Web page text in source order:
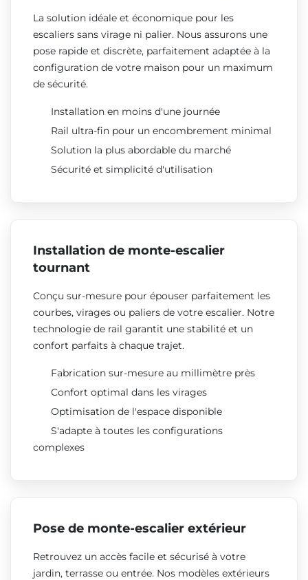
La solution idéale et économique pour les
escaliers sans virage ni palier. Nous assurons une
pose rapide et discrète, parfaitement adaptée à la
configuration de votre maison pour un maximum
de sécurité.
Installation en moins d'une journée
Rail ultra-fin pour un encombrement minimal
Solution la plus abordable du marché
Sécurité et simplicité d'utilisation
Installation de monte-escalier
tournant
Conçu sur-mesure pour épouser parfaitement les
courbes, virages ou paliers de votre escalier. Notre
technologie de rail garantit une stabilité et un
confort parfaits à chaque trajet.
Fabrication sur-mesure au millimètre près
Confort optimal dans les virages
Optimisation de l'espace disponible
S'adapte à toutes les configurations
complexes
Pose de monte-escalier extérieur
Retrouvez un accès facile et sécurisé à votre
jardin, terrasse ou entrée. Nos modèles extérieurs